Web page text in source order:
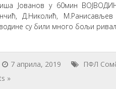
Јованов у 60мин
Д.Николић,
су били много бољи
7 априла, 2019 ПФЛ
»